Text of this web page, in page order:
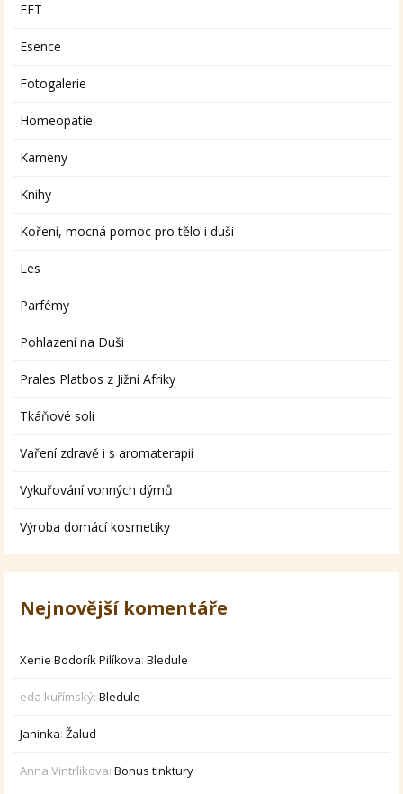
EFT
Esence
Fotogalerie
Homeopatie
Kameny
Knihy
Koření, mocná pomoc pro tělo i duši
Les
Parfémy
Pohlazení na Duši
Prales Platbos z Jižní Afriky
Tkáňové soli
Vaření zdravě i s aromaterapií
Vykuřování vonných dýmů
Výroba domácí kosmetiky
Nejnovější komentáře
Xenie Bodorík Pilíkova:Bledule
eda kuřímský:Bledule
Janinka:Žalud
Anna Vintrlikova:Bonus tinktury